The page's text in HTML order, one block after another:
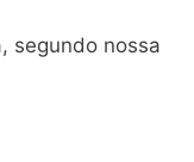
segundo nossa